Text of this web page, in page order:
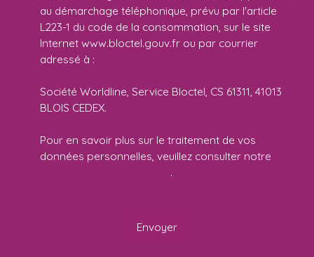
au démarchage téléphonique, prévu par l'article
L223-1 du code de la consommation, sur le site
Internet www.bloctel.gouv.fr ou par courrier
adressé à :
Société Worldline, Service Bloctel, CS 61311, 41013
BLOIS CEDEX.
Pour en savoir plus sur le traitement de vos
données personnelles, veuillez consulter notre
.
Envoyer